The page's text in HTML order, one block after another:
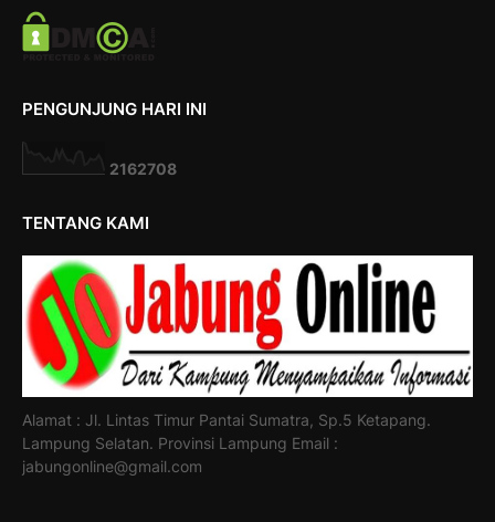
PENGUNJUNG HARI INI
2162708
TENTANG KAMI
Alamat : Jl. Lintas Timur Pantai Sumatra, Sp.5 Ketapang.
Lampung Selatan. Provinsi Lampung Email :
jabungonline@gmail.com